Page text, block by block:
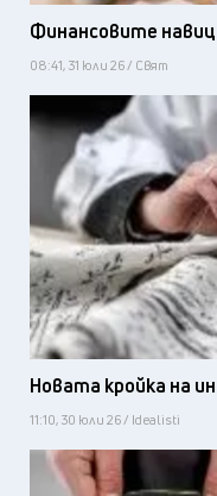
Финансовите
08:41, 31 юли 26 / Свят
Новата кройка на
11:10, 30 юли 26 / Idealisti